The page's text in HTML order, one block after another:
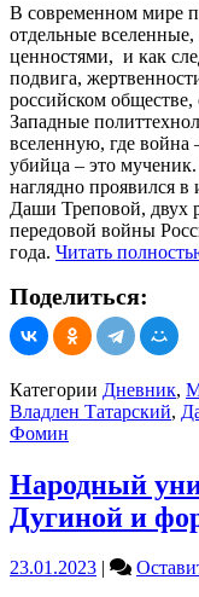
В современном мире
отдельные
ценностями, и как
подвига,
российском
Западные
вселенную, где война
убийца – это
наглядно проявился
Даши Треповой, двух
передовой войны
года. Читать
Поделиться:
Категории Дневник,
Владлен Татарский,
Фомин
Народный
Дугиной и
23.01.2023 |